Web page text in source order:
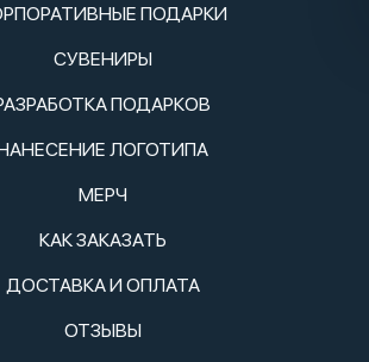
ПОДАРКИ
СУВЕНИРЫ
ПОДАРКОВ
ЛОГОТИПА
МЕРЧ
КАК ЗАКАЗАТЬ
ДОСТАВКА И ОПЛАТА
ОТЗЫВЫ